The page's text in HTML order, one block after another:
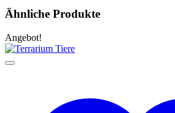
Ähnliche Produkte
Angebot!